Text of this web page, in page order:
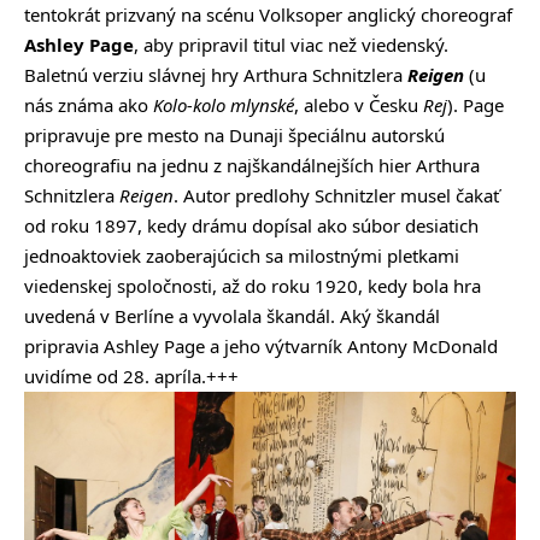
tentokrát prizvaný na scénu Volksoper anglický choreograf
Ashley Page, aby pripravil titul viac než viedenský.
Baletnú verziu slávnej hry Arthura Schnitzlera Reigen (u
nás známa ako Kolo-kolo mlynské, alebo v Česku Rej). Page
pripravuje pre mesto na Dunaji špeciálnu autorskú
choreografiu na jednu z najškandálnejších hier Arthura
Schnitzlera Reigen. Autor predlohy Schnitzler musel čakať
od roku 1897, kedy drámu dopísal ako súbor desiatich
jednoaktoviek zaoberajúcich sa milostnými pletkami
viedenskej spoločnosti, až do roku 1920, kedy bola hra
uvedená v Berlíne a vyvolala škandál. Aký škandál
pripravia Ashley Page a jeho výtvarník Antony McDonald
uvidíme od 28. apríla.+++